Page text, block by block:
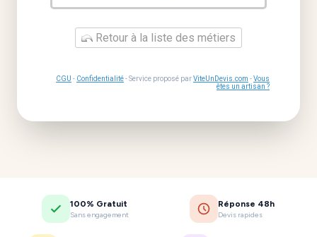
Retour à la liste des métiers
CGU - Confidentialité- Service proposé parViteUnDevis.com -Vous
êtes un artisan ?
100% Gratuit
Sans engagement
Réponse 48h
Devis rapides